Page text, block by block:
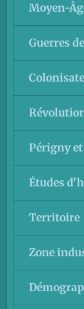
Moyen-
Guerres
Périgny
Études
Territoire
Zone